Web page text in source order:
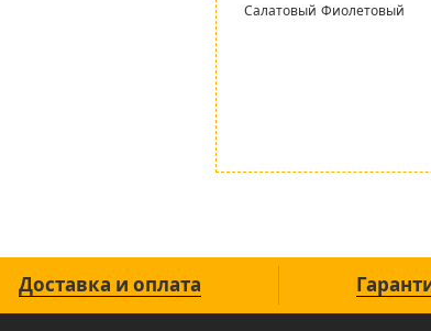
Салатовый Фиолетовый
Доставка и оплата